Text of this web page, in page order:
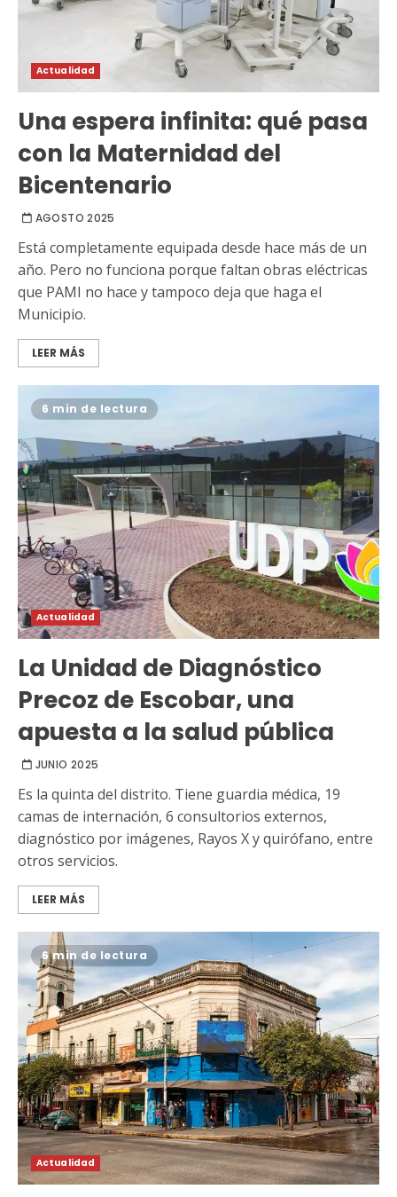
Actualidad
Una espera infinita: qué pasa
con la Maternidad del
Bicentenario
AGOSTO 2025
Está completamente equipada desde hace más de un
año. Pero no funciona porque faltan obras eléctricas
que PAMI no hace y tampoco deja que haga el
Municipio.
LEER MÁS
6 min de lectura
Actualidad
La Unidad de Diagnóstico
Precoz de Escobar, una
apuesta a la salud pública
JUNIO 2025
Es la quinta del distrito. Tiene guardia médica, 19
camas de internación, 6 consultorios externos,
diagnóstico por imágenes, Rayos X y quirófano, entre
otros servicios.
LEER MÁS
6 min de lectura
Actualidad